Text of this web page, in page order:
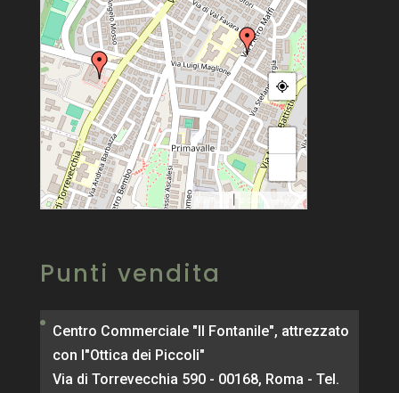
© OpenStreetMap
Punti vendita
Centro Commerciale "Il Fontanile", attrezzato
con l"Ottica dei Piccoli"
Via di Torrevecchia 590 - 00168, Roma - Tel.